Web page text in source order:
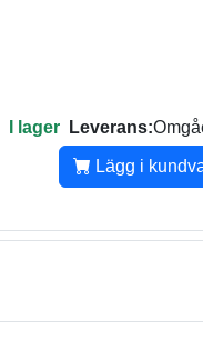
I lager Leverans:
Lägg i